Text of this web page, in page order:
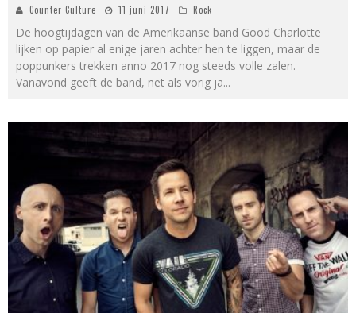
Counter Culture 11 juni 2017 Rock
De hoogtijdagen van de Amerikaanse band Good Charlotte
lijken op papier al enige jaren achter hen te liggen, maar de
poppunkers trekken anno 2017 nog steeds volle zalen.
Vanavond geeft de band, net als vorig ja...